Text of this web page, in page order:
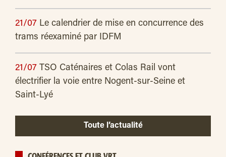
21/07 Le calendrier de mise en concurrence des
trams réexaminé par IDFM
21/07 TSO Caténaires et Colas Rail vont
électrifier la voie entre Nogent-sur-Seine et
Saint-Lyé
Toute l’actualité